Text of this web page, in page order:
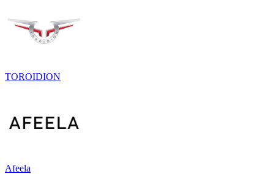
TOROIDION
Afeela